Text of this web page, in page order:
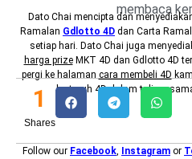
membaca
Dato Chai mencipta dan
Ramalan Gdlotto 4D dan Carta
setiap hari. Dato Chai juga
harga prizeMKT 4D dan Gdlotto 4D
pergi ke halaman cara membeli 4D
bertaruh 4D dalam talian,
Shares
1
Follow our Facebook, Instagram or